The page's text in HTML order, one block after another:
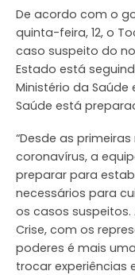
De acordo com o
quinta-feira, 12, o
caso suspeito do
Estado está
Ministério da Saúde
Saúde está
“Desde as
coronavírus, a
preparar para
necessários para
os casos
Crise, com os
poderes é mais
trocar experiências